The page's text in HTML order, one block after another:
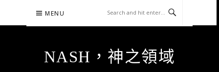
content
MENU
NASH，神之領域